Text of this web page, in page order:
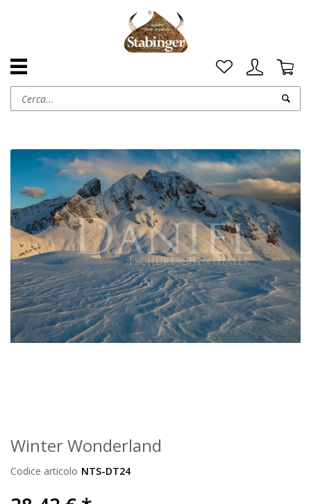
Winter Wonderland
Codice articolo NTS-DT24